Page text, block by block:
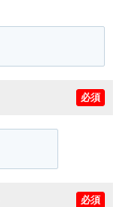
必須
必須